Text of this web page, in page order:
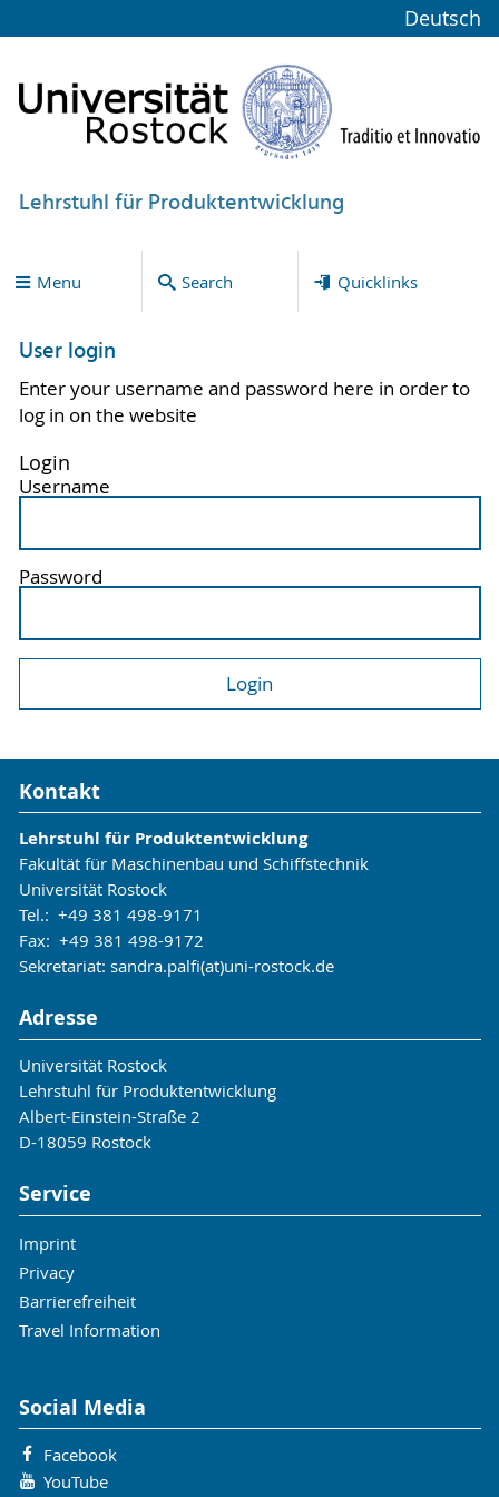
Deutsch
Lehrstuhl für Produktentwicklung
Menu Search Quicklinks
User login
Enter your username and password here in order to
log in on the website
Login
Username
Password
Kontakt
Lehrstuhl für Produktentwicklung
Fakultät für Maschinenbau und Schiffstechnik
Universität Rostock
Tel.: +49 381 498-9171
Fax: +49 381 498-9172
Sekretariat: sandra.palfi(at)uni-rostock.de
Adresse
Universität Rostock
Lehrstuhl für Produktentwicklung
Albert-Einstein-Straße 2
D-18059 Rostock
Service
Imprint
Privacy
Barrierefreiheit
Travel Information
Social Media
Facebook
YouTube